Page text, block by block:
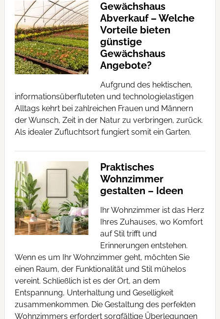
Gewächshaus
Abverkauf – Welche
Vorteile bieten
günstige
Gewächshaus
Angebote?
Aufgrund des hektischen,
informationsüberfluteten und technologielastigen
Alltags kehrt bei zahlreichen Frauen und Männern
der Wunsch, Zeit in der Natur zu verbringen, zurück.
Als idealer Zufluchtsort fungiert somit ein Garten.
Praktisches
Wohnzimmer
gestalten – Ideen
Ihr Wohnzimmer ist das Herz
Ihres Zuhauses, wo Komfort
auf Stil trifft und
Erinnerungen entstehen.
Wenn es um Ihr Wohnzimmer geht, möchten Sie
einen Raum, der Funktionalität und Stil mühelos
vereint. Schließlich ist es der Ort, an dem
Entspannung, Unterhaltung und Geselligkeit
zusammenkommen. Die Gestaltung des perfekten
Wohnzimmers erfordert sorgfältige Überlegungen